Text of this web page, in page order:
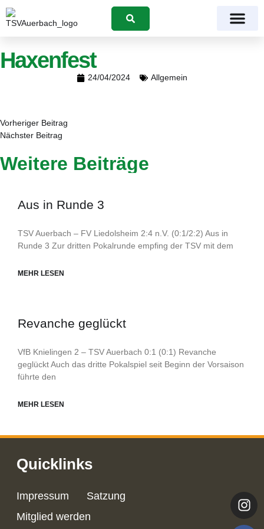
Suchen
Haxenfest
24/04/2024 Allgemein
Vorheriger Beitrag
Nächster Beitrag
Weitere Beiträge
Aus in Runde 3
TSV Auerbach – FV Liedolsheim 2:4 n.V. (0:1/2:2) Aus in
Runde 3 Zur dritten Pokalrunde empfing der TSV mit dem
MEHR LESEN
Revanche geglückt
VfB Knielingen 2 – TSV Auerbach 0:1 (0:1) Revanche
geglückt Auch das dritte Pokalspiel seit Beginn der Vorsaison
führte den
MEHR LESEN
Quicklinks
Impressum
Satzung
Mitglied werden